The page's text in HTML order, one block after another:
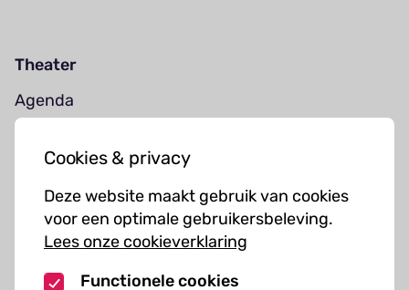
Cookies & privacy
Deze website maakt gebruik van cookies
voor een optimale gebruikersbeleving.
Lees onze cookieverklaring
Functionele cookies
Theater
Agenda
Muziekcursussen
Kunst cursussen